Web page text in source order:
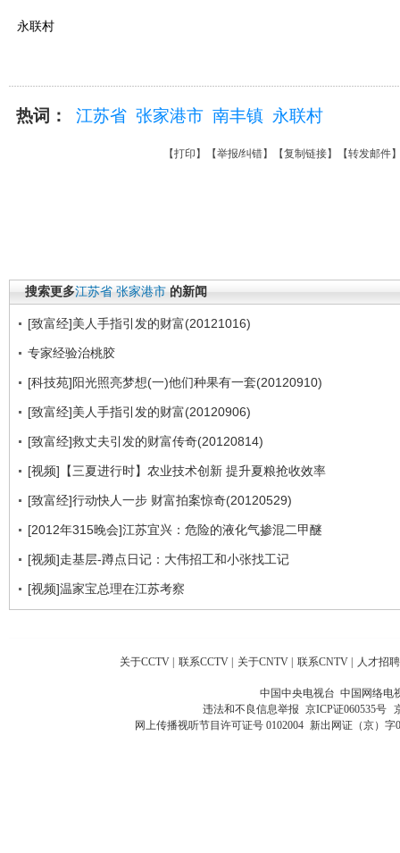
永联村
热词： 江苏省 张家港市 南丰镇 永联村
【打印 】【举报/纠错】【复制链接】【转发邮件
搜索更多江苏省 张家港市 的新闻
[致富经]美人手指引发的财富(20121016)
专家经验治桃胶
[科技苑]阳光照亮梦想(一)他们种果有一套(20120910)
[致富经]美人手指引发的财富(20120906)
[致富经]救丈夫引发的财富传奇(20120814)
[视频]【三夏进行时】农业技术创新 提升夏粮抢收效率
[致富经]行动快人一步 财富拍案惊奇(20120529)
[2012年315晚会]江苏宜兴：危险的液化气掺混二甲醚
[视频]走基层-蹲点日记：大伟招工和小张找工记
[视频]温家宝总理在江苏考察
关于CCTV 联系CCTV 关于CNTV 联系CNTV 人才招聘
中国中央电视台 中国网络电
违法和不良信息举报 京ICP证060535号
网上传播视听节目许可证号 0102004 新出网证（京）